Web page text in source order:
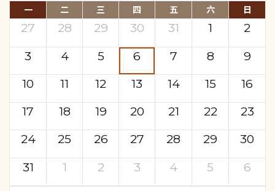
一 二 三 四 五 六 日
27 28 29 30 31 1
2
3
4 5 6 7 8
9
10
11 12 13 14 15
16
17
18 19 20 21 22
23
24
25 26 27 28 29
30
31
1 2 3 4 5 6